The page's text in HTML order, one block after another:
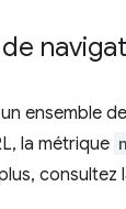
ensemble
la métrique
consultez